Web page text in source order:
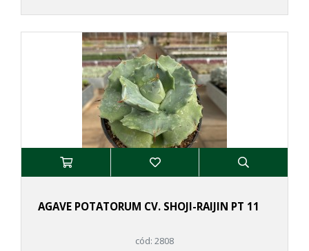
AGAVE POTATORUM CV. SHOJI-RAIJIN PT 11
cód: 2808